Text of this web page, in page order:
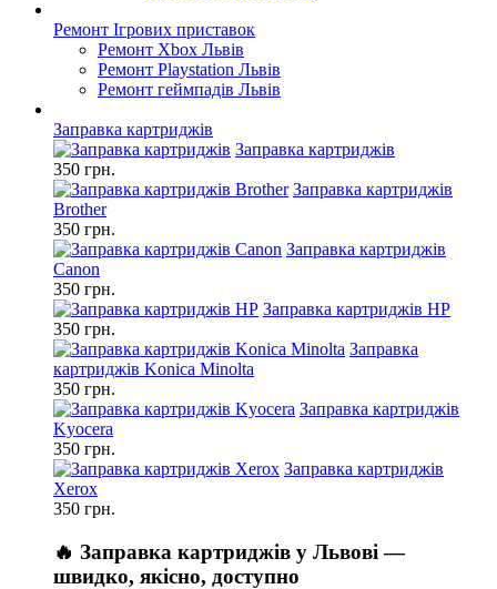
Ремонт Ігрових приставок
Ремонт Xbox Львів
Ремонт Playstation Львів
Ремонт геймпадів Львів
Заправка картриджів
Заправка картриджів
350 грн.
Заправка картриджів
Brother
350 грн.
Заправка картриджів
Canon
350 грн.
Заправка картриджів HP
350 грн.
Заправка
картриджів Konica Minolta
350 грн.
Заправка картриджів
Kyocera
350 грн.
Заправка картриджів
Xerox
350 грн.
🔥 Заправка картриджів у Львові —
швидко, якісно, доступно